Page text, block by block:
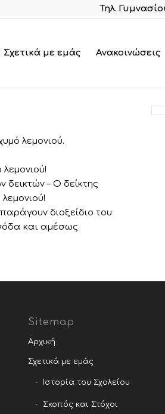
Τηλ.
Σχετικά με εμάς Ανακοινώσεις
λεμονιού.
– Ο δείκτης
διοξείδιο του
και αμέσως
Sitemap
Αρχική
Σχετικά με εμάς
Ιστορία του Σχολείου
Σκοπός και Στόχοι